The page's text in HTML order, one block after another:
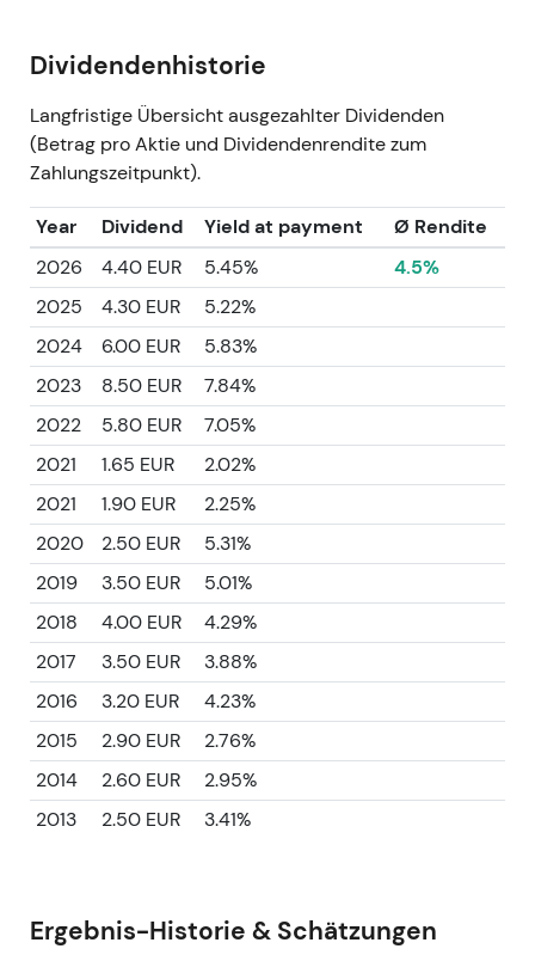
Dividendenhistorie
Langfristige Übersicht ausgezahlter Dividenden
(Betrag pro Aktie und Dividendenrendite zum
Zahlungszeitpunkt).
Year Dividend Yield at payment
Ø Rendite
2026
4.40 EUR 5.45%
4.5%
2025
4.30 EUR
5.22%
2024
6.00 EUR
5.83%
2023
8.50 EUR
7.84%
2022
5.80 EUR
7.05%
2021
1.65 EUR
2.02%
2021
1.90 EUR
2.25%
2020
2.50 EUR
5.31%
2019
3.50 EUR
5.01%
2018
4.00 EUR
4.29%
2017
3.50 EUR
3.88%
2016
3.20 EUR
4.23%
2015
2.90 EUR
2.76%
2014
2.60 EUR
2.95%
2013
2.50 EUR 3.41%
Ergebnis-Historie & Schätzungen